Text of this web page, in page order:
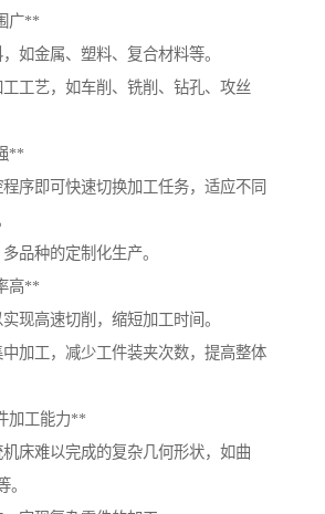
广**
如金属、塑料、复合材料等。
工艺，如车削、铣削、钻孔、攻丝
**
序即可快速切换加工任务，适应不同
品种的定制化生产。
高**
现高速切削，缩短加工时间。
加工，减少工件装夹次数，提高整体
加工能力**
床难以完成的复杂几何形状，如曲
。